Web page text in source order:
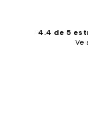
4.4 de 5
Ve